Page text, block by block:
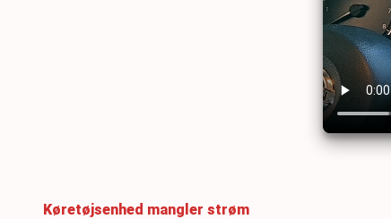
Køretøjsenhed mangler strøm